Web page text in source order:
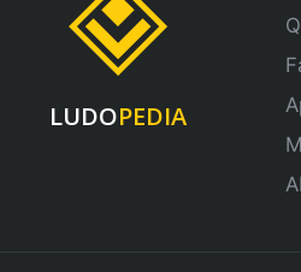
LUDOPEDIA